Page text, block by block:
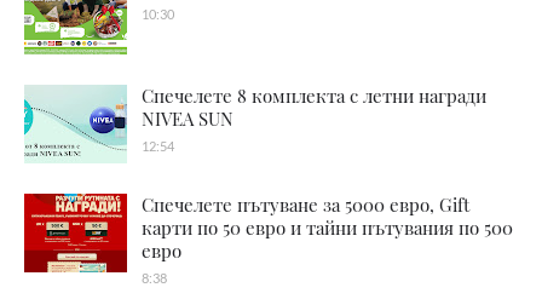
10:30
Спечелете 8 комплекта с летни награди
NIVEA SUN
12:54
Спечелете пътуване за 5000 евро, Gift
карти по 50 евро и тайни пътувания по 500
евро
8:38